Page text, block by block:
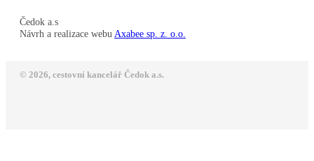
Čedok a.s
Návrh a realizace webu Axabee sp. z. o.o.
© 2026, cestovní kancelář Čedok a.s.